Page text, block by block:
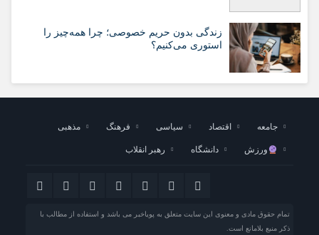
زندگی بدون حریم خصوصی؛ چرا همه‌چیز را
استوری می‌کنیم؟
جامعه اقتصاد سیاسی فرهنگ مذهبی
ورزش دانشگاه رهبر انقلاب
تمام حقوق مادی و معنوی این سایت متعلق به پویاخبر می باشد و استفاده از مطالب با
ذکر منبع بلامانع است.